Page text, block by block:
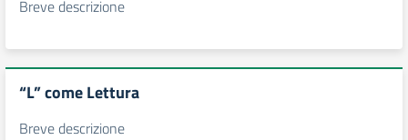
Breve descrizione
“L” come Lettura
Breve descrizione